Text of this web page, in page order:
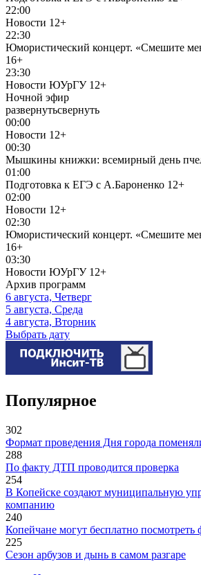
22:00
Новости 12+
22:30
Юмористический концерт. «Смешите
16+
23:30
Новости ЮУрГУ 12+
Ночной эфир
развернутьсвернуть
00:00
Новости 12+
00:30
Мышкины книжки: всемирный день
01:00
Подготовка к ЕГЭ с А.Бароненко 12+
02:00
Новости 12+
02:30
Юмористический концерт. «Смешите
16+
03:30
Новости ЮУрГУ 12+
Архив программ
6 августа, Четверг
5 августа, Среда
4 августа, Вторник
Выбрать дату
Популярное
302
Формат проведения Дня города
288
По факту ДТП проводится проверка
254
В Копейске создают муниципальную
компанию
240
Копейчане могут бесплатно
225
Сезон арбузов и дынь в самом разгаре